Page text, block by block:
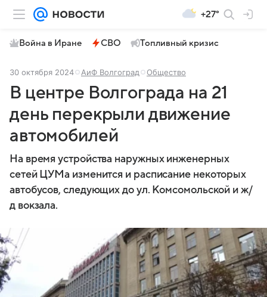
+27°
Война в Иране СВО Топливный кризис
30 октября 2024 АиФ Волгоград Общество
В центре Волгограда на 21
день перекрыли движение
автомобилей
На время устройства наружных инженерных
сетей ЦУМа изменится и расписание некоторых
автобусов, следующих до ул. Комсомольской и ж/
д вокзала.